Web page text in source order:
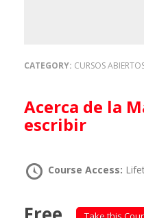
CATEGORY: CURSOS
Acerca de la Máquina de
escribir
Course Access: